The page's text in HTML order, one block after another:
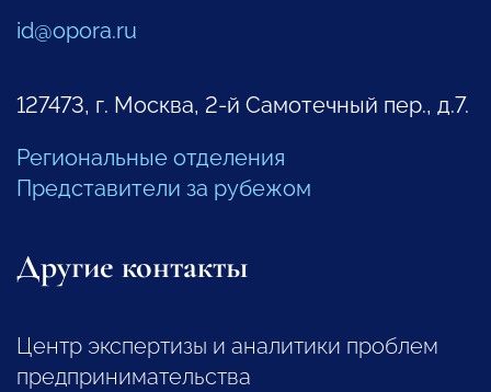
id@opora.ru
127473, г. Москва, 2-й Самотечный пер., д.7.
Региональные отделения
Представители за рубежом
Другие контакты
Центр экспертизы и аналитики проблем
предпринимательства